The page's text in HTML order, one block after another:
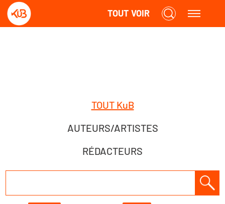
TOUT VOIR
TOUT KuB
AUTEURS/ARTISTES
RÉDACTEURS